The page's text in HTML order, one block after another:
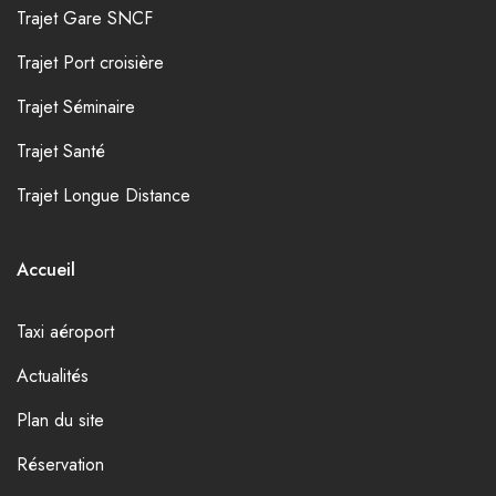
Trajet Gare SNCF
Trajet Port croisière
Trajet Séminaire
Trajet Santé
Trajet Longue Distance
Accueil
Taxi aéroport
Actualités
Plan du site
Réservation